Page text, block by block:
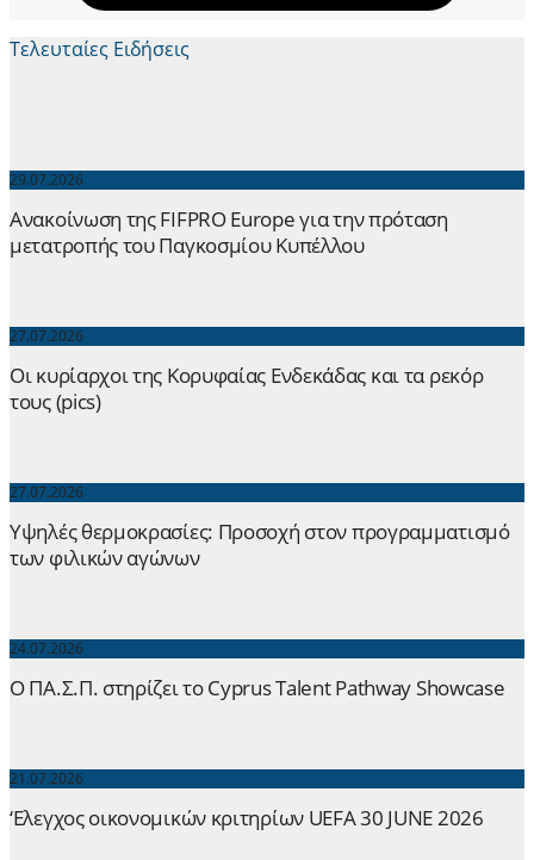
Τελευταίες Ειδήσεις
29.07.2026
Ανακοίνωση της FIFPRO Europe για την πρόταση
μετατροπής του Παγκοσμίου Κυπέλλου
27.07.2026
Οι κυρίαρχοι της Κορυφαίας Ενδεκάδας και τα ρεκόρ
τους (pics)
27.07.2026
Yψηλές θερμοκρασίες: Προσοχή στον προγραμματισμό
των φιλικών αγώνων
24.07.2026
Ο ΠΑ.Σ.Π. στηρίζει το Cyprus Talent Pathway Showcase
21.07.2026
‘Ελεγχος οικονομικών κριτηρίων UEFA 30 JUNE 2026